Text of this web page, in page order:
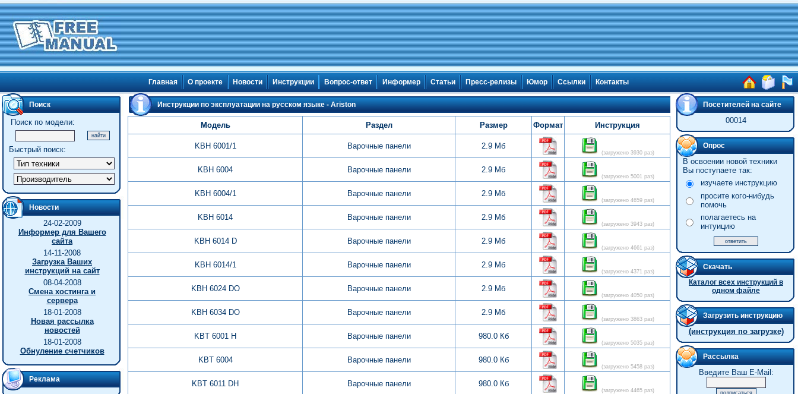
Главная О проекте Новости Инструкции Вопрос-ответ Информер Статьи Пресс-релизы Юмор Ссылки Контакты
Поиск
Поиск по модели:
Быстрый поиск:
Новости
24-02-2009
Информер для Вашего
сайта
14-11-2008
Загрузка Ваших
инструкций на сайт
08-04-2008
Смена хостинга и
сервера
18-01-2008
Новая рассылка
новостей
18-01-2008
Обнуление счетчиков
Реклама
Инструкции по эксплуатации на русском языке - Ariston
Модель Раздел Размер Формат Инструкция
KBH 6001/1 Варочные панели 2.9 Мб
(загружено 3930 раз)
KBH 6004 Варочные панели 2.9 Мб
(загружено 5001 раз)
KBH 6004/1 Варочные панели 2.9 Мб
(загружено 4659 раз)
KBH 6014 Варочные панели 2.9 Мб
(загружено 3943 раз)
KBH 6014 D Варочные панели 2.9 Мб
(загружено 4661 раз)
KBH 6014/1 Варочные панели 2.9 Мб
(загружено 4371 раз)
KBH 6024 DO Варочные панели 2.9 Мб
(загружено 4050 раз)
KBH 6034 DO Варочные панели 2.9 Мб
(загружено 3863 раз)
KBT 6001 H Варочные панели 980.0 Кб
(загружено 5035 раз)
KBT 6004 Варочные панели 980.0 Кб
(загружено 5458 раз)
KBT 6011 DH Варочные панели 980.0 Кб
(загружено 4465 раз)
Посетителей на сайте
00014
Опрос
В освоении новой техники
Вы поступаете так:
изучаете инструкцию
просите кого-нибудь
помочь
полагаетесь на
интуицию
Скачать
Каталог всех инструкций в
одном файле
Загрузить инструкцию
(инструкция по загрузке)
Рассылка
Введите Ваш E-Mail: